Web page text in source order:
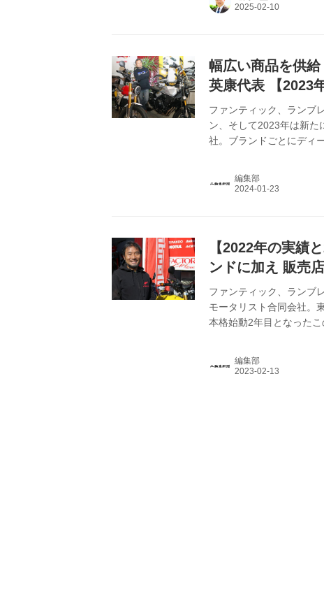
幅広い商品を供
英康代表 【2023
ファンティック、ランブ
ン、そして2023年は新た
社。ブランドごとにディ
編集部
【2022年の実績
ンドに加え 販売
のため
ファンティック、ランブ
モータリスト合同会社。
本格始動2年目となった
ックを扱っていたり、ラ
編集部